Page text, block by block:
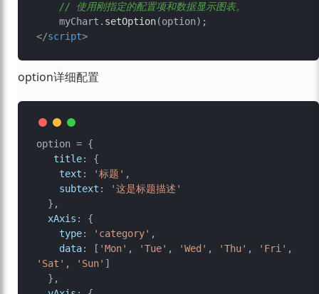
// 使用刚指定的配置项和数据显示图表。
    myChart.
setOption
</script>
option详细配置
option = {
title: {
text : '标题' ,
subtext :
'这是标题描述'
xAxis : {
type: 'category' ,
data: [ 'Mon' , 'Tue' , 'Wed' , 'Thu' , 'Fri'
'Sat' , 'Sun' ]